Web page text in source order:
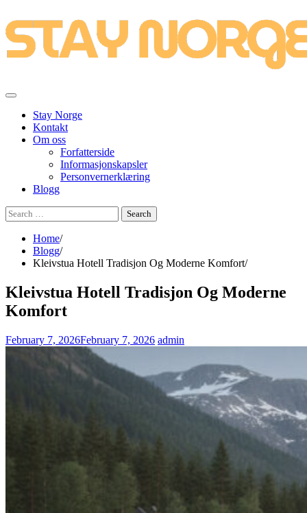
to
content
Stay Norge
Kontakt
Om oss
Forfatterside
Informasjonskapsler
Personvernerklæring
Blogg
Search
for:
Home
Blogg
Kleivstua Hotell Tradisjon Og Moderne Komfort
Kleivstua Hotell Tradisjon Og Moderne
Komfort
February 7, 2026February 7, 2026 admin